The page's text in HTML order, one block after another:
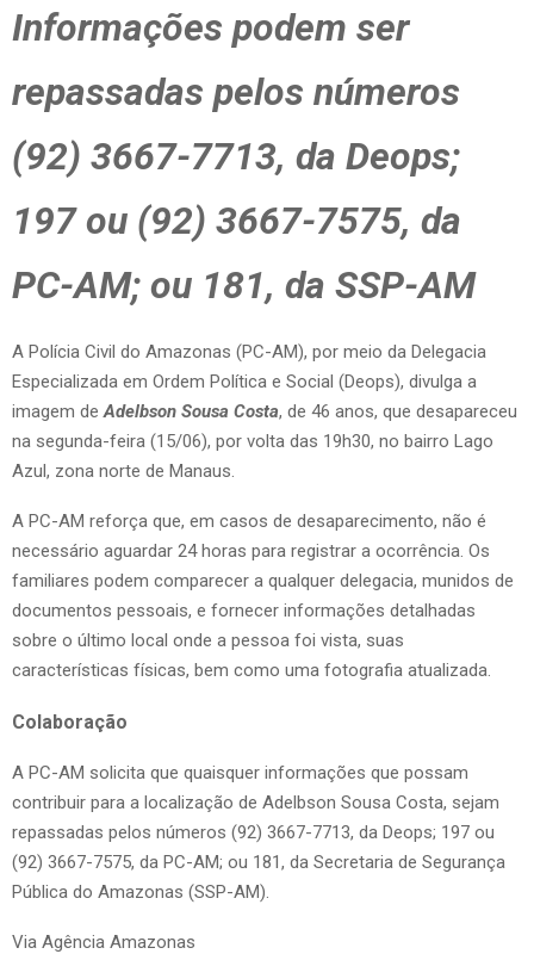
Informações podem ser
repassadas pelos números
(92) 3667-7713, da Deops;
197 ou (92) 3667-7575, da
PC-AM; ou 181, da SSP-AM
A Polícia Civil do Amazonas (PC-AM), por meio da Delegacia
Especializada em Ordem Política e Social (Deops), divulga a
imagem de Adelbson Sousa Costa, de 46 anos, que desapareceu
na segunda-feira (15/06), por volta das 19h30, no bairro Lago
Azul, zona norte de Manaus.
A PC-AM reforça que, em casos de desaparecimento, não é
necessário aguardar 24 horas para registrar a ocorrência. Os
familiares podem comparecer a qualquer delegacia, munidos de
documentos pessoais, e fornecer informações detalhadas
sobre o último local onde a pessoa foi vista, suas
características físicas, bem como uma fotografia atualizada.
Colaboração
A PC-AM solicita que quaisquer informações que possam
contribuir para a localização de Adelbson Sousa Costa, sejam
repassadas pelos números (92) 3667-7713, da Deops; 197 ou
(92) 3667-7575, da PC-AM; ou 181, da Secretaria de Segurança
Pública do Amazonas (SSP-AM).
Via Agência Amazonas